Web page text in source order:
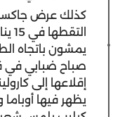
كذلك عرض
يمشون باتجاه
صباح ضبابي في
إقلاعها إلى
يظهر فيها